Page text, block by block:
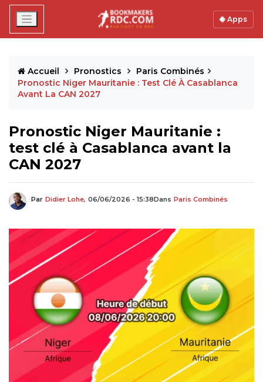
Apps
Accueil Pronostics
Paris Combinés
Pronostic Niger Mauritanie : Test Clé À Casablanca
Avant La CAN 2027
Pronostic Niger Mauritanie :
test clé à Casablanca avant la
CAN 2027
Par Didier Lohe, 06/06/2026 - 15:38Dans Paris Combinés